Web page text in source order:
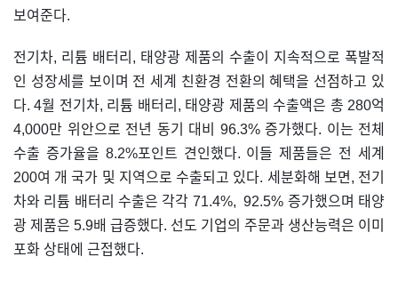
보여준다.
전기차, 리튬 배터리, 태양광 제품의 수출이 지속적으로 폭발적
인 성장세를 보이며 전 세계 친환경 전환의 혜택을 선점하고 있
다. 4월 전기차, 리튬 배터리, 태양광 제품의 수출액은 총 280억
4,000만 위안으로 전년 동기 대비 96.3% 증가했다. 이는 전체
수출 증가율을 8.2%포인트 견인했다. 이들 제품들은 전 세계
200여 개 국가 및 지역으로 수출되고 있다. 세분화해 보면, 전기
차와 리튬 배터리 수출은 각각 71.4%, 92.5% 증가했으며 태양
광 제품은 5.9배 급증했다. 선도 기업의 주문과 생산능력은 이미
포화 상태에 근접했다.